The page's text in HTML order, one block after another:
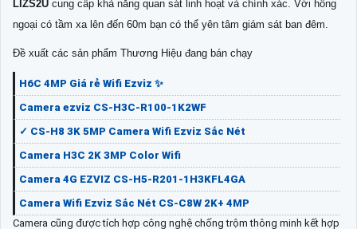
LIZS2U cung cấp khả năng quan sát linh hoạt và chính xác. Với hồng
ngoại có tầm xa lên đến 60m bạn có thể yên tâm giám sát ban đêm.
Đề xuất các sản phẩm Thương Hiệu đang bán chạy
H6C 4MP Giá rẻ Wifi Ezviz ✨
Camera ezviz CS-H3C-R100-1K2WF
✓ CS-H8 3K 5MP Camera Wifi Ezviz Sắc Nét
Camera H3C 2K 3MP Color Wifi
Camera 4G EZVIZ CS-H5-R201-1H3KFL4GA
Camera Wifi Ezviz Sắc Nét CS-C8W 2K+ 4MP
Camera cũng được tích hợp công nghệ chống trộm thông minh kết hợp